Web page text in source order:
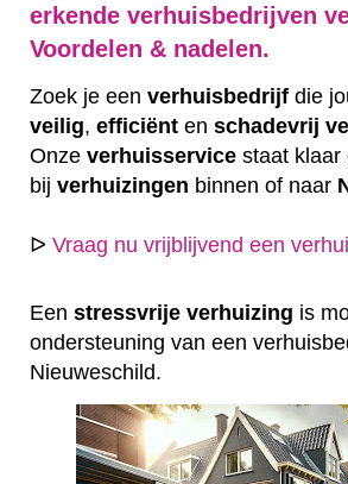
erkende verhuisbedrijven
Voordelen & nadelen.
Zoek je een verhuisbedrijf die
veilig, efficiënt en schadevrij
Onze verhuisservice staat klaar
bij verhuizingen binnen of naar
ᐅ Vraag nu vrijblijvend een
Een stressvrije verhuizing is
ondersteuning van een
Nieuweschild.